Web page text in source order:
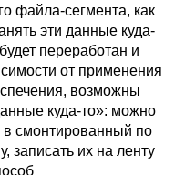
файла-сегмента, как
эти данные куда-
переработан и
от применения
возможны
куда-то»: можно
смонтированный по
записать их на ленту